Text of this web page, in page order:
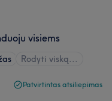
visiems
Rodyti viską...
Patvirtintas atsiliepimas